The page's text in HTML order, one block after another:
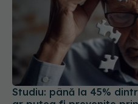
Studiu: până la 45%
ar putea fi prevenite
factori de risc
03 iul 2026, 23:00